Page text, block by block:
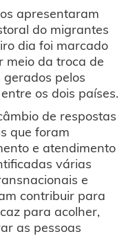
apresentaram
do migrantes
dia foi marcado
meio da troca de
pelos
os dois países.
de respostas
que foram
e atendimento
várias
e
contribuir para
para acolher,
as pessoas